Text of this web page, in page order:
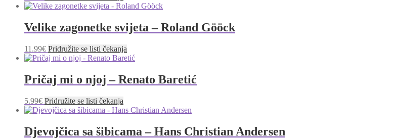
Velike zagonetke svijeta – Roland Gööck
11.99€ Pridružite se listi čekanja
Pričaj mi o njoj – Renato Baretić
5.99€ Pridružite se listi čekanja
Djevojčica sa šibicama – Hans Christian Andersen